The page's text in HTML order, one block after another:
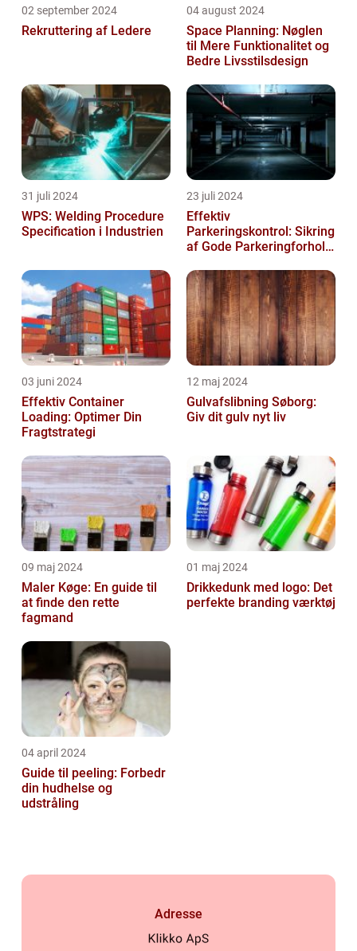
02 september 2024
Rekruttering af Ledere
04 august 2024
Space Planning: Nøglen
til Mere Funktionalitet og
Bedre Livsstilsdesign
31 juli 2024
WPS: Welding Procedure
Specification i Industrien
23 juli 2024
Effektiv
Parkeringskontrol: Sikring
af Gode Parkeringforhold
03 juni 2024
Effektiv Container
Loading: Optimer Din
Fragtstrategi
12 maj 2024
Gulvafslibning Søborg:
Giv dit gulv nyt liv
09 maj 2024
Maler Køge: En guide til
at finde den rette
fagmand
01 maj 2024
Drikkedunk med logo: Det
perfekte branding værktøj
04 april 2024
Guide til peeling: Forbedr
din hudhelse og
udstråling
Adresse